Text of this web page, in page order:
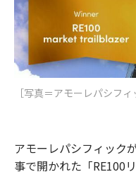
［写真＝​アモーレパシフィ
アモーレパシフィック
事で開かれた「RE100